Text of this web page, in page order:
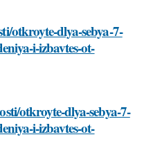
otkroyte-dlya-sebya-7-
i-izbavtes-ot-
otkroyte-dlya-sebya-7-
i-izbavtes-ot-